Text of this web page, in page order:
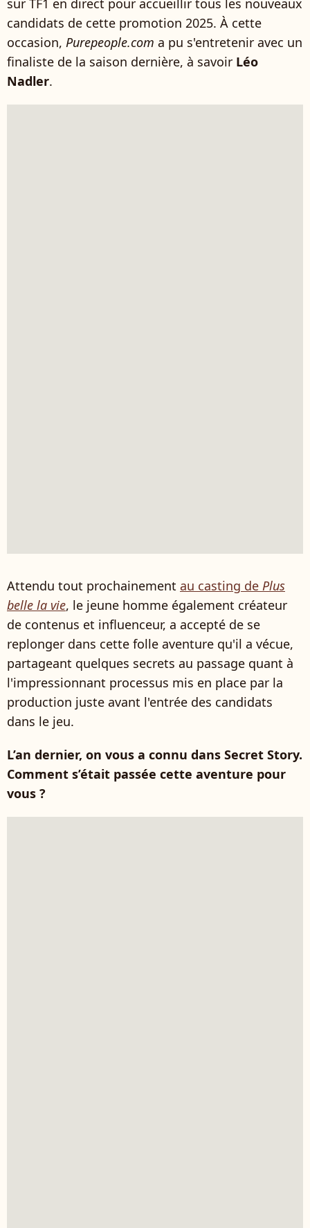
sur TF1 en direct pour accueillir tous les nouveaux
candidats de cette promotion 2025. À cette
occasion, Purepeople.com a pu s'entretenir avec un
finaliste de la saison dernière, à savoir Léo
Nadler.
Attendu tout prochainement au casting de Plus
belle la vie, le jeune homme également créateur
de contenus et influenceur, a accepté de se
replonger dans cette folle aventure qu'il a vécue,
partageant quelques secrets au passage quant à
l'impressionnant processus mis en place par la
production juste avant l'entrée des candidats
dans le jeu.
L’an dernier, on vous a connu dans Secret Story.
Comment s’était passée cette aventure pour
vous ?